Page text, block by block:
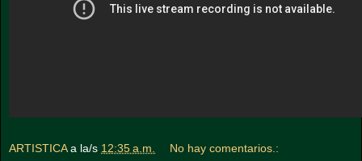
ARTISTICA a la/s 12:35 a.m. No hay comentarios.: